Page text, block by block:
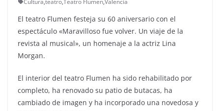
Cultura,teatro,Teatro Flumen,Valencia
El teatro Flumen festeja su 60 aniversario con el
espectáculo «Maravilloso fue volver. Un viaje de la
revista al musical», un homenaje a la actriz Lina
Morgan.
El interior del teatro Flumen ha sido rehabilitado por
completo, ha renovado su patio de butacas, ha
cambiado de imagen y ha incorporado una novedosa y